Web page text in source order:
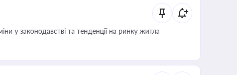
у законодавстві та тенденції на ринку житла